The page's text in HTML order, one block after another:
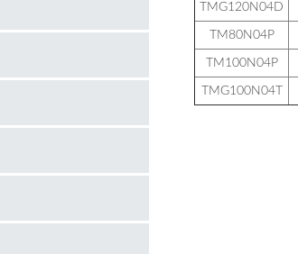
TMG120N04D
TM80N04P
TM100N04P
TMG100N04T